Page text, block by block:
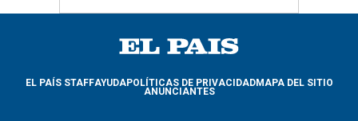
EL PAÍS STAFFAYUDAPOLÍTICAS DE PRIVACIDADMAPA DEL SITIO
ANUNCIANTES